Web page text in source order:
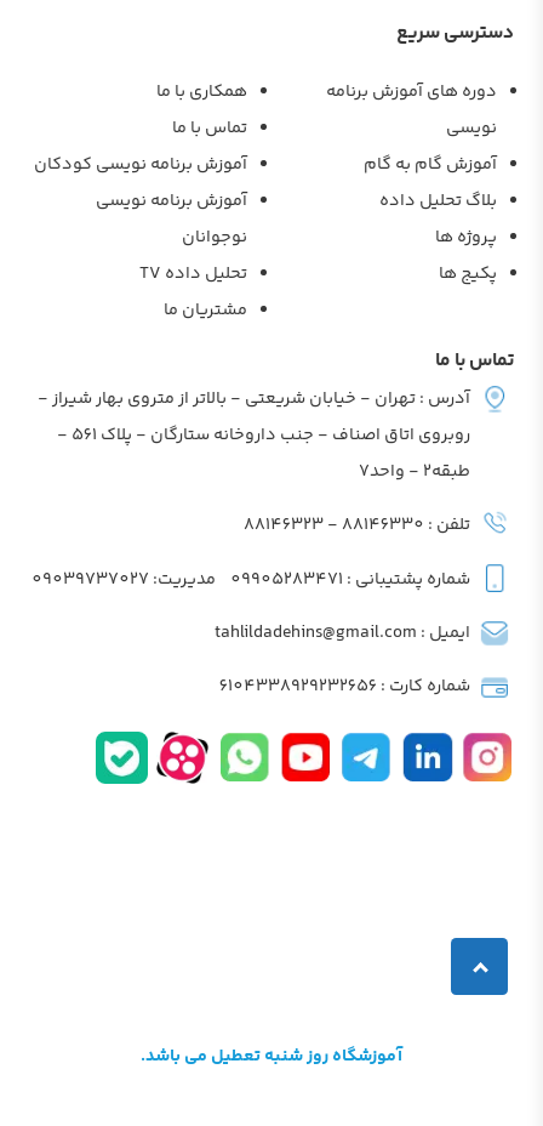
دسترسی سریع
دوره های آموزش برنامه
نویسی
آموزش گام به گام
بلاگ تحلیل داده
پروژه ها
پکیج ها
همکاری با ما
تماس با ما
آموزش برنامه نویسی کودکان
آموزش برنامه نویسی
نوجوانان
تحلیل داده TV
مشتریان ما
تماس با ما
آدرس : تهران - خیابان شریعتی - بالاتر از متروی بهار شیراز -
روبروی اتاق اصناف - جنب داروخانه ستارگان - پلاک 561 -
طبقه2 - واحد7
تلفن : 88146330 - 88146323
شماره پشتیبانی : 09905283471 مدیریت: 09039737027
ایمیل : tahlildadehins@gmail.com
شماره کارت : 6104338929232656
آموزشگاه روز شنبه تعطیل می باشد.